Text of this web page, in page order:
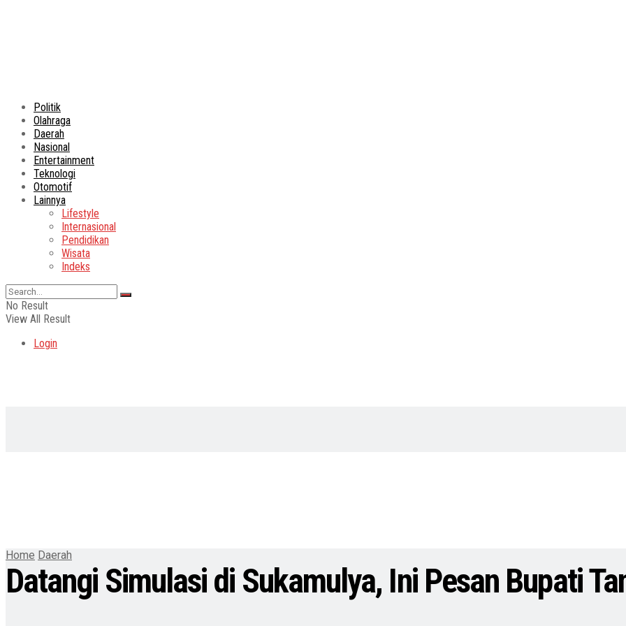
Politik
Olahraga
Daerah
Nasional
Entertainment
Teknologi
Otomotif
Lainnya
Lifestyle
Internasional
Pendidikan
Wisata
Indeks
No Result
View All Result
Login
Home Daerah
Datangi Simulasi di Sukamulya, Ini Pesan Bupati